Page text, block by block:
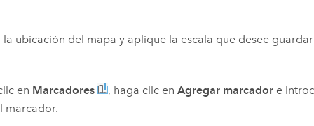
la ubicación del mapa y aplique la escala que desee
en Marcadores , haga clic enAgregar marcador e
marcador.